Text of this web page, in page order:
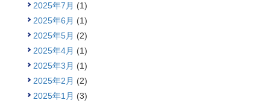
2025年7月 (1)
2025年6月 (1)
2025年5月 (2)
2025年4月 (1)
2025年3月 (1)
2025年2月 (2)
2025年1月 (3)